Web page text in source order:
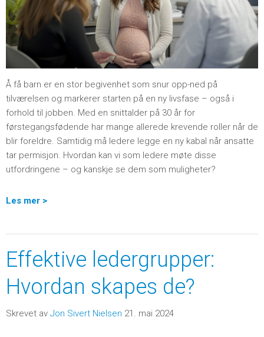
Å få barn er en stor begivenhet som snur opp-ned på
tilværelsen og markerer starten på en ny livsfase – også i
forhold til jobben. Med en snittalder på 30 år for
førstegangsfødende har mange allerede krevende roller når de
blir foreldre. Samtidig må ledere legge en ny kabal når ansatte
tar permisjon. Hvordan kan vi som ledere møte disse
utfordringene – og kanskje se dem som muligheter?
Les mer >
Effektive ledergrupper:
Hvordan skapes de?
Skrevet av Jon Sivert Nielsen 21. mai 2024